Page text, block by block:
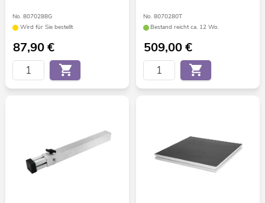
No. 8070288G
Wird für Sie bestellt
87,90€
No. 8070280T
Bestand reicht ca. 12 Wo.
509,00€